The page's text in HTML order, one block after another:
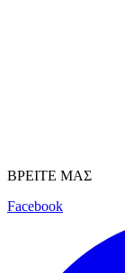
ΒΡΕΙΤΕ ΜΑΣ
Facebook